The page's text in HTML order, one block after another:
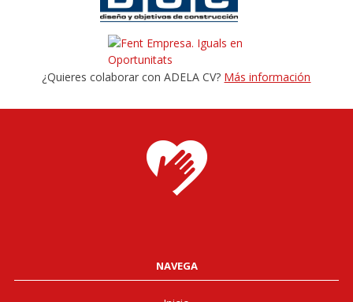
¿Quieres colaborar con ADELA CV? Más información
NAVEGA